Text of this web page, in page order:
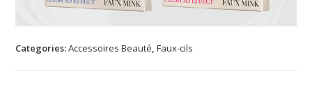
Categories:Accessoires Beauté,Faux-cils